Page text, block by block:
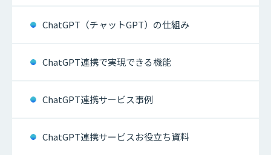
ChatGPT（チャットGPT）の仕組み
ChatGPT連携で実現できる機能
ChatGPT連携サービス事例
ChatGPT連携サービスお役立ち資料